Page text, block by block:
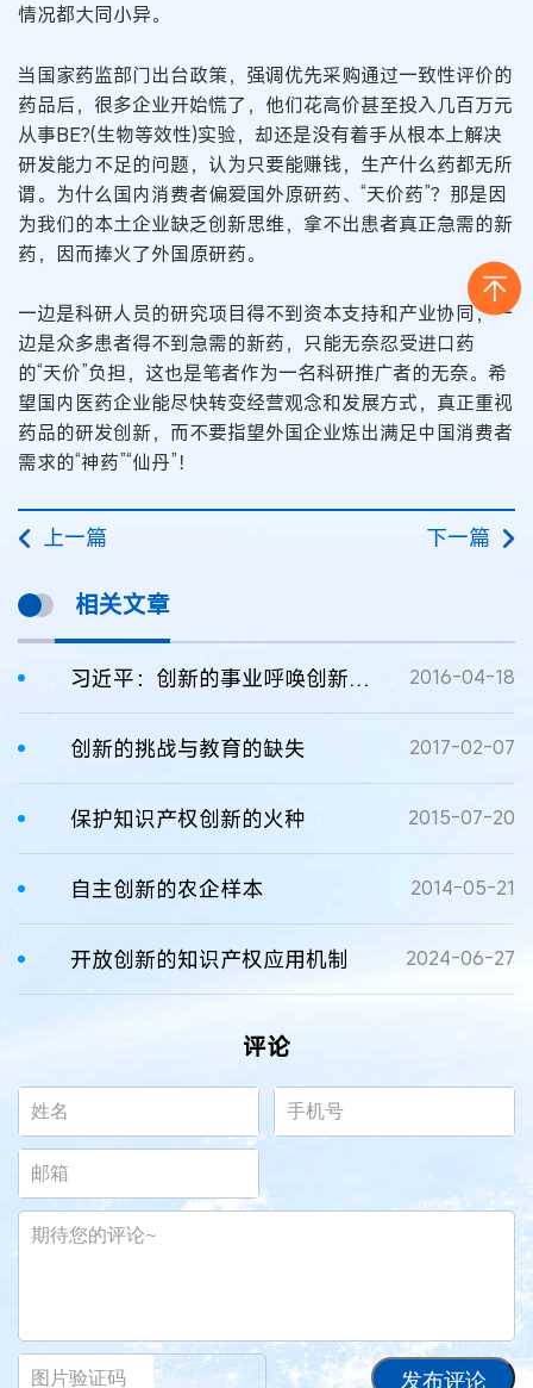
情况都大同小异。
当国家药监部门出台政策，强调优先采购通过一致性评价的
药品后，很多企业开始慌了，他们花高价甚至投入几百万元
从事BE?(生物等效性)实验，却还是没有着手从根本上解决
研发能力不足的问题，认为只要能赚钱，生产什么药都无所
谓。为什么国内消费者偏爱国外原研药、“天价药”？那是因
为我们的本土企业缺乏创新思维，拿不出患者真正急需的新
药，因而捧火了外国原研药。
一边是科研人员的研究项目得不到资本支持和产业协同，一
边是众多患者得不到急需的新药，只能无奈忍受进口药
的“天价”负担，这也是笔者作为一名科研推广者的无奈。希
望国内医药企业能尽快转变经营观念和发展方式，真正重视
药品的研发创新，而不要指望外国企业炼出满足中国消费者
需求的“神药”“仙丹”！
上一篇 下一篇
相关文章
习近平：创新的事业呼唤创新的人才 2016-04-18
创新的挑战与教育的缺失 2017-02-07
保护知识产权创新的火种 2015-07-20
自主创新的农企样本 2014-05-21
开放创新的知识产权应用机制 2024-06-27
评论
发布评论